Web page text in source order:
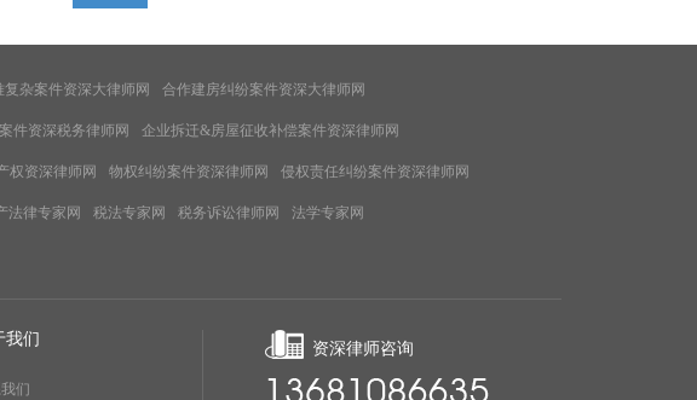
复杂案件资深大律师网 合作建房纠纷案件资深大律师网
件资深税务律师网 企业拆迁&房屋征收补偿案件资深律师网
权资深律师网 物权纠纷案件资深律师网 侵权责任纠纷案件资深律师网
法律专家网 税法专家网 税务诉讼律师网 法学专家网
我们
们
资深律师咨询